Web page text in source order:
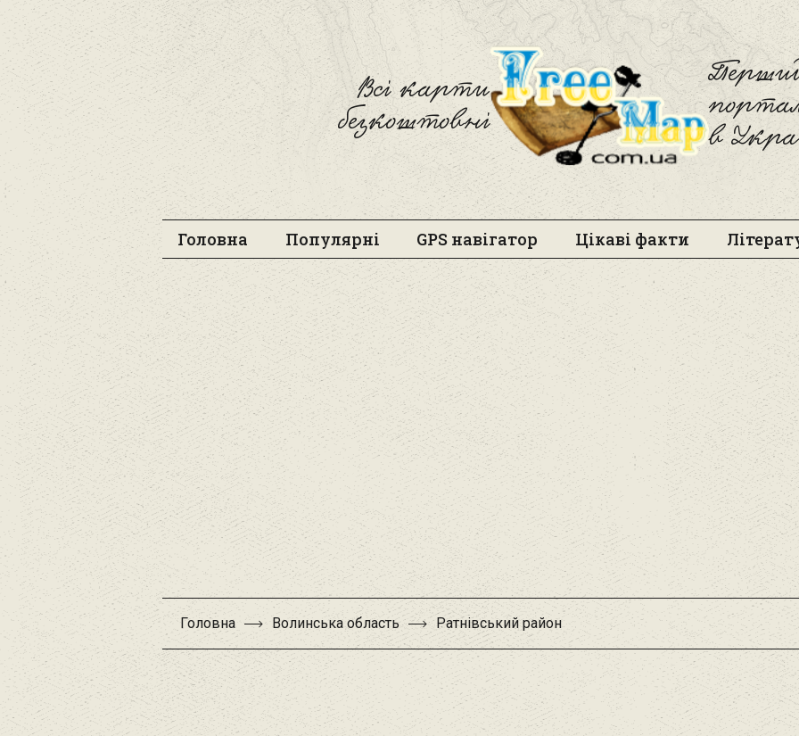
Всі карти
безкоштовні
Freemap
в
Головна Популярні GPS навігатор Цікаві факти
Головна Волинська область Ратнівський район